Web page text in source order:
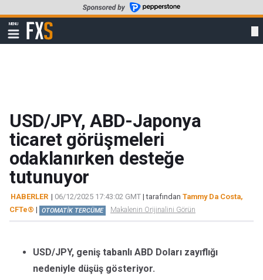
to
main
content
MENU
Show
navigation
FXStreet
USD/JPY, ABD-Japonya
ticaret görüşmeleri
odaklanırken desteğe
tutunuyor
HABERLER | 06/12/2025 17:43:02 GMT | tarafından Tammy Da Costa,
CFTe® | OTOMATİK TERCÜME Makalenin Orijinalini Görün
USD/JPY, geniş tabanlı ABD Doları zayıflığı
nedeniyle düşüş gösteriyor.